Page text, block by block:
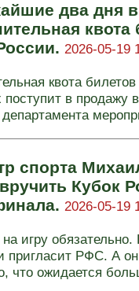
два дня
2026-05-19
квота
поступит в
департамента
спорта
Кубок
2026-05-19
игру обязательно.
пригласит РФС. А
что ожидается